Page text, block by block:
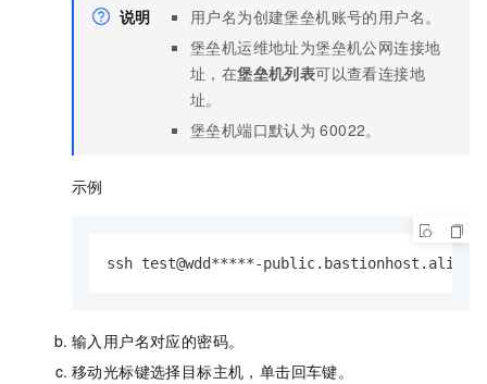
说明
用户名为创建堡垒机账号的用户名。
堡垒机运维地址为堡垒机公网连接地
址，在堡垒机列表可以查看连接地
址。
堡垒机端口默认为 60022。
示例
ssh test@wdd*****-
输入用户名对应的密码。
移动光标键选择目标主机，单击回车键。